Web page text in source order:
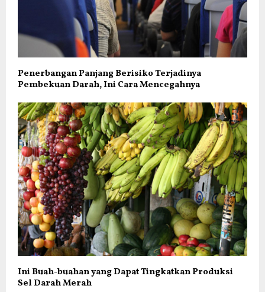
Penerbangan Panjang Berisiko Terjadinya
Pembekuan Darah, Ini Cara Mencegahnya
Ini Buah-buahan yang Dapat Tingkatkan Produksi
Sel Darah Merah